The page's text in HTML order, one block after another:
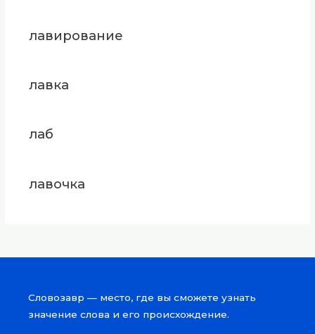
лавирование
лавка
лаб
лавочка
Словозавр — место, где вы сможете узнать
значение слова и его происхождение.